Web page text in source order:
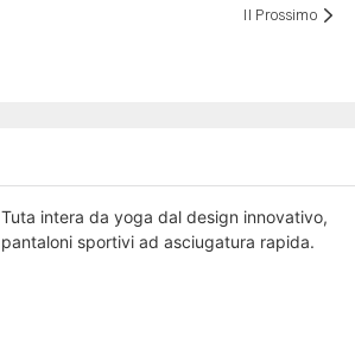
Il Prossimo
Tuta intera da yoga dal design innovativo,
pantaloni sportivi ad asciugatura rapida.